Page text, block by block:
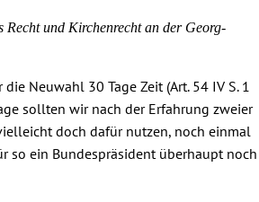
Recht und Kirchenrecht an der Georg-
Neuwahl 30 Tage Zeit (Art. 54 IV S. 1
sollten wir nach der Erfahrung zweier
doch dafür nutzen, noch einmal
so ein Bundespräsident überhaupt noch